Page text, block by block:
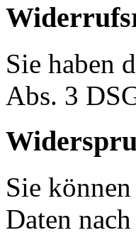
Sie haben
Abs. 3
Sie
Daten